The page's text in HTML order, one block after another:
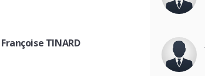
Françoise TINARD